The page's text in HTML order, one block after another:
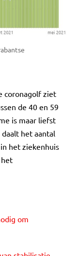
coronagolf ziet
de 40 en 59
is maar liefst
het aantal
het ziekenhuis
om